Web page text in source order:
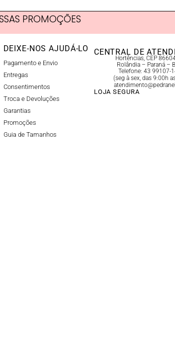
PROMOÇÕES
DEIXE-NOS AJUDÁ-LO
Pagamento e Envio
Entregas
Consentimentos
Troca e Devoluções
Garantias
Promoções
Guia de Tamanhos
CENTRAL DE
Hortências, CEP
Rolândia – Paraná –
Telefone: 43 99107-
(seg à sex, das 9:00h
LOJA SEGURA